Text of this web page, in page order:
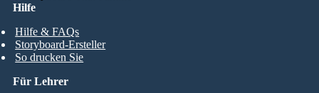
Hilfe
Hilfe & FAQs
Storyboard-Ersteller
So drucken Sie
Für Lehrer